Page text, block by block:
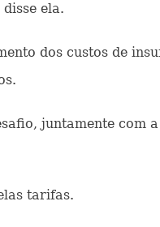
ela.
dos custos de
juntamente com
tarifas.